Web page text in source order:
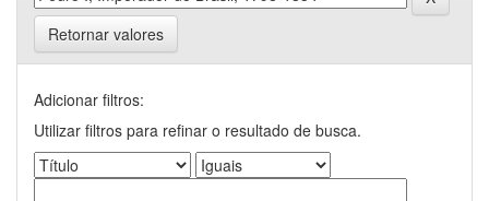
Retornar valores
Adicionar filtros:
Utilizar filtros para refinar o resultado de busca.